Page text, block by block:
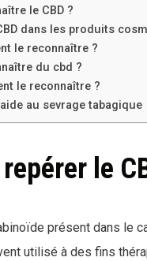
le CBD ?
dans les produits
le reconnaître ?
du cbd ?
le reconnaître ?
au sevrage tabagique
le
présent dans le
utilisé à des fins